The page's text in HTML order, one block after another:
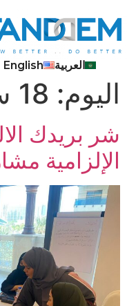
العربية English
اليوم: 18 سبتمبر، 2022
شر بریدك
الإلزامیة